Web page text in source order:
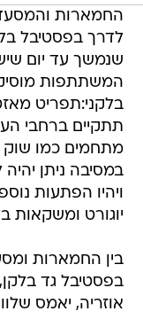
החמארות
לדרך בפסטיבל
המשתתפות
בלקני:תפריט
תתקיים ברחבי
מתחמים כמו שוק
במסיבה ניתן
ויהיו הפתעות
יוגורט ומשקאות
בין החמארות
בפסטיבל גד
אוזריה, יאמס